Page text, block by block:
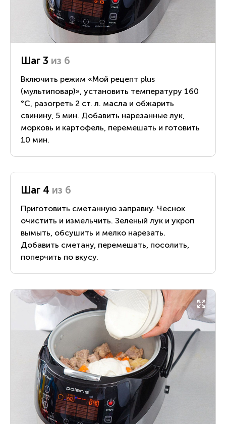
Шаг 3 из 6
Включить режим «Мой рецепт plus
(мультиповар)», установить температуру 160
°С, разогреть 2 ст. л. масла и обжарить
свинину, 5 мин. Добавить нарезанные лук,
морковь и картофель, перемешать и готовить
10 мин.
Шаг 4 из 6
Приготовить сметанную заправку. Чеснок
очистить и измельчить. Зеленый лук и укроп
вымыть, обсушить и мелко нарезать.
Добавить сметану, перемешать, посолить,
поперчить по вкусу.